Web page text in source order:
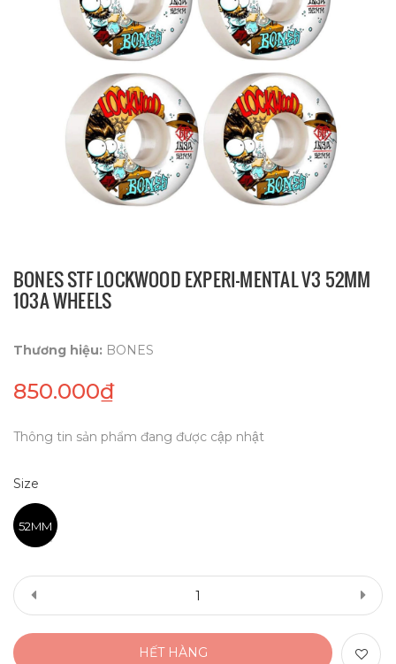
BONES STF LOCKWOOD EXPERI-MENTAL V3 52MM
103A WHEELS
Thương hiệu: BONES
850.000₫
Thông tin sản phẩm đang được cập nhật
Size
52MM
HẾT HÀNG